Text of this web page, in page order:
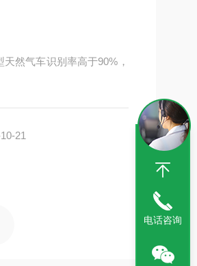
然气车识别率高于90%，
21
电话咨询